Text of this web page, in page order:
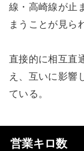
線・高崎線が止
まうことが見ら
直接的に相互直
え、互いに影響
ている。
営業キロ数